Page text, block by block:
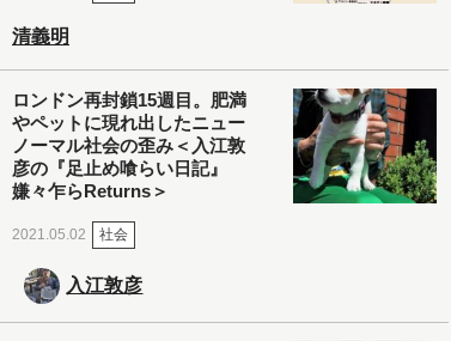
清義明
ロンドン再封鎖15週目。肥満
やペットに現れ出したニュー
ノーマル社会の歪み＜入江敦
彦の『足止め喰らい日記』
嫌々乍らReturns＞
2021.05.02 社会
入江敦彦